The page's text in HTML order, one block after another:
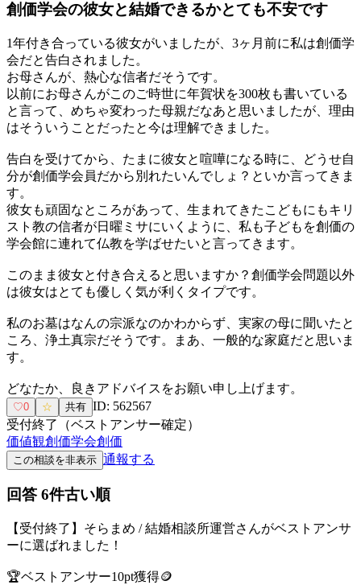
創価学会の彼女と結婚できるかとても不安です
1年付き合っている彼女がいましたが、3ヶ月前に私は創価学
会だと告白されました。
お母さんが、熱心な信者だそうです。
以前にお母さんがこのご時世に年賀状を300枚も書いている
と言って、めちゃ変わった母親だなあと思いましたが、理由
はそういうことだったと今は理解できました。
告白を受けてから、たまに彼女と喧嘩になる時に、どうせ自
分が創価学会員だから別れたいんでしょ？といか言ってきま
す。
彼女も頑固なところがあって、生まれてきたこどもにもキリ
スト教の信者が日曜ミサにいくように、私も子どもを創価の
学会館に連れて仏教を学ばせたいと言ってきます。
このまま彼女と付き合えると思いますか？創価学会問題以外
は彼女はとても優しく気が利くタイプです。
私のお墓はなんの宗派なのかわからず、実家の母に聞いたと
ころ、浄土真宗だそうです。まあ、一般的な家庭だと思いま
す。
どなたか、良きアドバイスをお願い申し上げます。
♡0 ☆ 共有 ID: 562567
受付終了（ベストアンサー確定）
価値観創価学会創価
この相談を非表示 通報する
回答 6件古い順
【受付終了】 そらまめ / 結婚相談所運営さんがベストアンサ
ーに選ばれました！
🏆ベストアンサー10pt獲得🪙